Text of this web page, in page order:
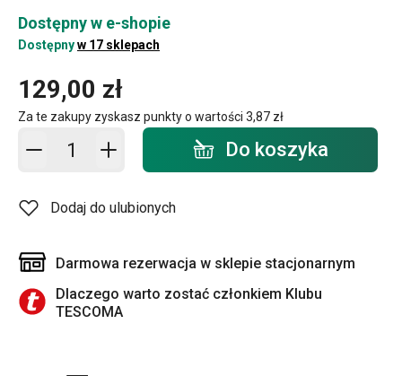
Dostępny w e-shopie
Dostępnyw 17 sklepach
129,00 zł
Za te zakupy zyskasz punkty o wartości 3,87 zł
Dodaj do koszyka - ilość Do koszyka
Dodaj do ulubionych
Darmowa rezerwacja w sklepie stacjonarnym
Dlaczego warto zostać członkiem Klubu
TESCOMA